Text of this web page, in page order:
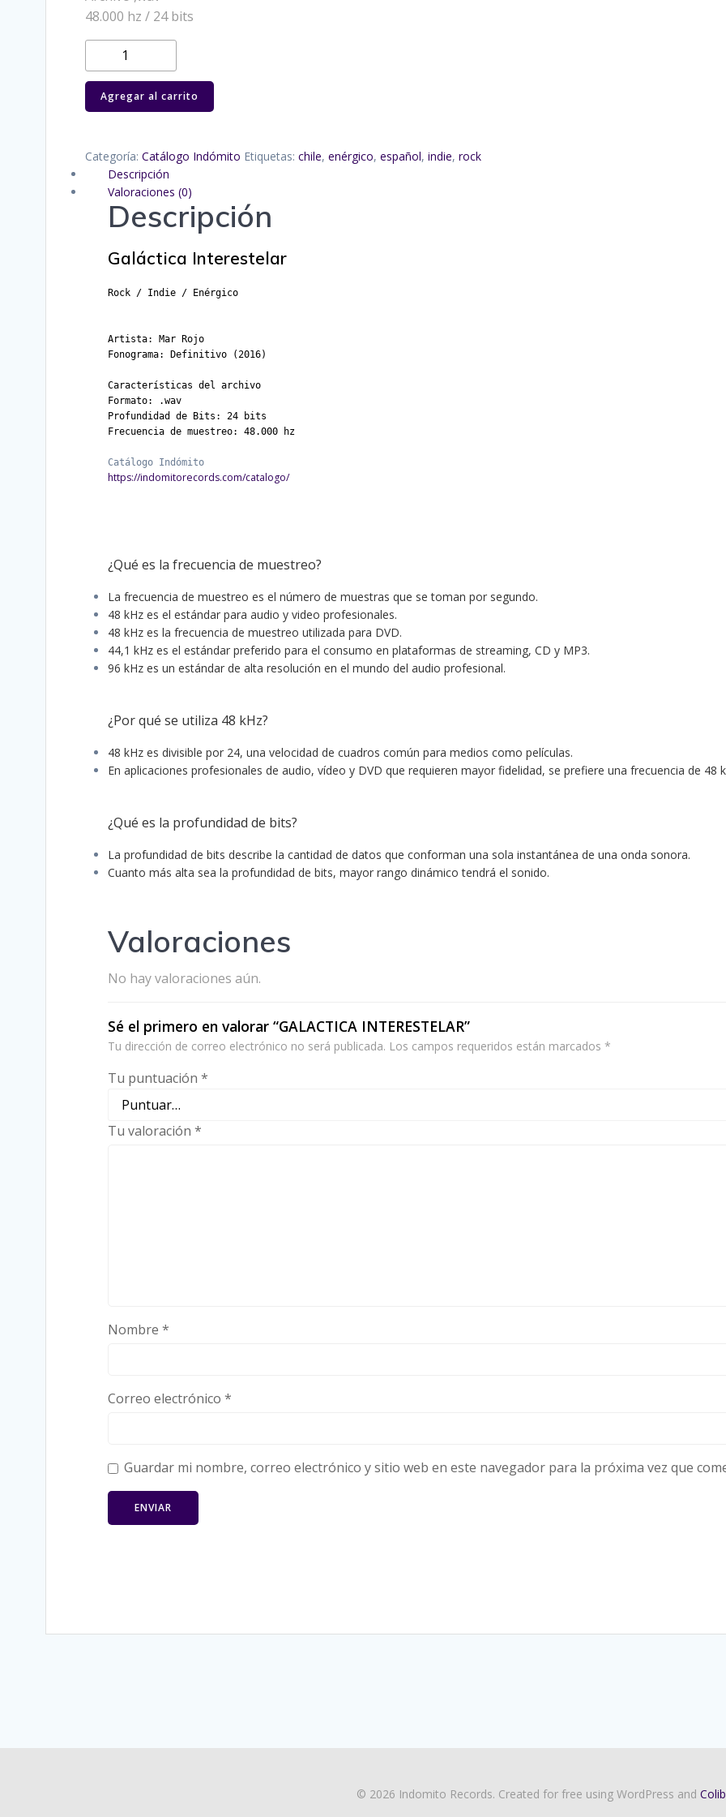
era:
$6.
es:
$0.
48.000 hz / 24 bits
GALACTICA
INTERESTELAR
cantidad
Agregar al carrito
Categoría: Catálogo Indómito Etiquetas: chile, enérgico, español, indie, rock
Descripción
Valoraciones (0)
Descripción
Galáctica Interestelar
Artista: Mar Rojo
Fonograma: Definitivo (2016)
Características del archivo
Formato: .wav
Profundidad de Bits: 24 bits
Frecuencia de muestreo: 48.000 hz
https://indomitorecords.com/catalogo/
¿Qué es la frecuencia de muestreo?
La frecuencia de muestreo es el número de muestras que se toman por segundo.
48 kHz es el estándar para audio y video profesionales.
48 kHz es la frecuencia de muestreo utilizada para DVD.
44,1 kHz es el estándar preferido para el consumo en plataformas de streaming, CD y MP3.
96 kHz es un estándar de alta resolución en el mundo del audio profesional.
¿Por qué se utiliza 48 kHz?
48 kHz es divisible por 24, una velocidad de cuadros común para medios como películas.
En aplicaciones profesionales de audio, vídeo y DVD que requieren mayor fidelidad, se prefiere una frecuencia de 48
¿Qué es la profundidad de bits?
La profundidad de bits describe la cantidad de datos que conforman una sola instantánea de una onda sonora.
Cuanto más alta sea la profundidad de bits, mayor rango dinámico tendrá el sonido.
Valoraciones
No hay valoraciones aún.
Sé el primero en valorar “GALACTICA INTERESTELAR”
Tu dirección de correo electrónico no será publicada. Los campos requeridos están marcados *
Tu puntuación *
Tu valoración *
Nombre *
Correo electrónico *
Guardar mi nombre, correo electrónico y sitio web en este navegador para la próxima vez que
© 2026 Indomito Records. Created for free using WordPress and